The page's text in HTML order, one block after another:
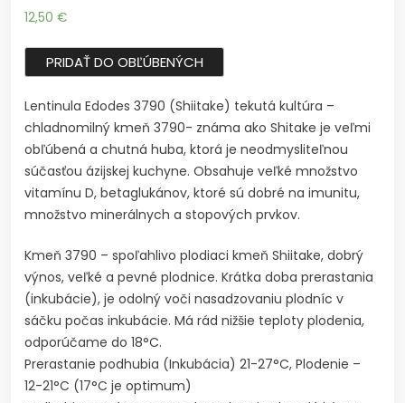
12,50 €
PRIDAŤ DO OBĽÚBENÝCH
Lentinula Edodes 3790 (Shiitake) tekutá kultúra –
chladnomilný kmeň 3790- známa ako Shitake je veľmi
obľúbená a chutná huba, ktorá je neodmysliteľnou
súčasťou ázijskej kuchyne. Obsahuje veľké množstvo
vitamínu D, betaglukánov, ktoré sú dobré na imunitu,
množstvo minerálnych a stopových prvkov.
Kmeň 3790 – spoľahlivo plodiaci kmeň Shiitake, dobrý
výnos, veľké a pevné plodnice. Krátka doba prerastania
(inkubácie), je odolný voči nasadzovaniu plodníc v
sáčku počas inkubácie. Má rád nižšie teploty plodenia,
odporúčame do 18°C.
Prerastanie podhubia (Inkubácia) 21-27°C, Plodenie –
12-21°C (17°C je optimum)